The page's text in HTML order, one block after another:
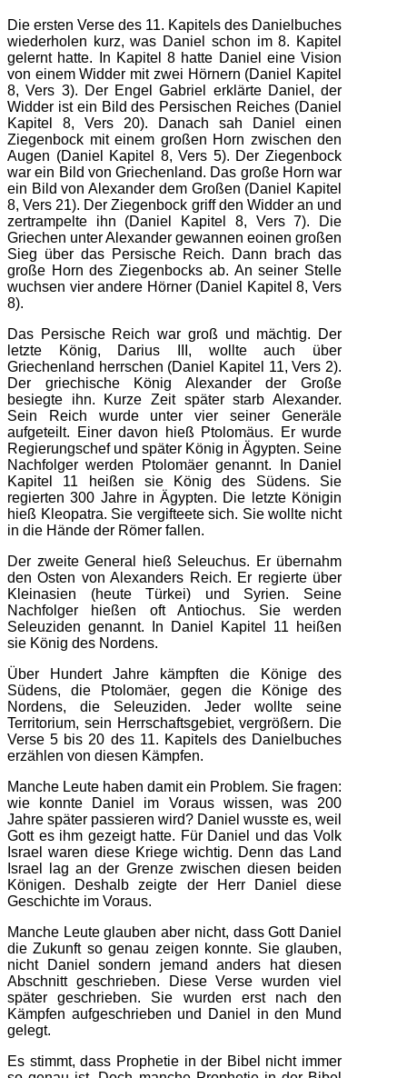
Die ersten Verse des 11. Kapitels des Danielbuches
wiederholen kurz, was Daniel schon im 8. Kapitel
gelernt hatte. In Kapitel 8 hatte Daniel eine Vision
von einem Widder mit zwei Hörnern (Daniel Kapitel
8, Vers 3). Der Engel Gabriel erklärte Daniel, der
Widder ist ein Bild des Persischen Reiches (Daniel
Kapitel 8, Vers 20). Danach sah Daniel einen
Ziegenbock mit einem großen Horn zwischen den
Augen (Daniel Kapitel 8, Vers 5). Der Ziegenbock
war ein Bild von Griechenland. Das große Horn war
ein Bild von Alexander dem Großen (Daniel Kapitel
8, Vers 21). Der Ziegenbock griff den Widder an und
zertrampelte ihn (Daniel Kapitel 8, Vers 7). Die
Griechen unter Alexander gewannen eoinen großen
Sieg über das Persische Reich. Dann brach das
große Horn des Ziegenbocks ab. An seiner Stelle
wuchsen vier andere Hörner (Daniel Kapitel 8, Vers
8).
Das Persische Reich war groß und mächtig. Der
letzte König, Darius III, wollte auch über
Griechenland herrschen (Daniel Kapitel 11, Vers 2).
Der griechische König Alexander der Große
besiegte ihn. Kurze Zeit später starb Alexander.
Sein Reich wurde unter vier seiner Generäle
aufgeteilt. Einer davon hieß Ptolomäus. Er wurde
Regierungschef und später König in Ägypten. Seine
Nachfolger werden Ptolomäer genannt. In Daniel
Kapitel 11 heißen sie König des Südens. Sie
regierten 300 Jahre in Ägypten. Die letzte Königin
hieß Kleopatra. Sie vergifteete sich. Sie wollte nicht
in die Hände der Römer fallen.
Der zweite General hieß Seleuchus. Er übernahm
den Osten von Alexanders Reich. Er regierte über
Kleinasien (heute Türkei) und Syrien. Seine
Nachfolger hießen oft Antiochus. Sie werden
Seleuziden genannt. In Daniel Kapitel 11 heißen
sie König des Nordens.
Über Hundert Jahre kämpften die Könige des
Südens, die Ptolomäer, gegen die Könige des
Nordens, die Seleuziden. Jeder wollte seine
Territorium, sein Herrschaftsgebiet, vergrößern. Die
Verse 5 bis 20 des 11. Kapitels des Danielbuches
erzählen von diesen Kämpfen.
Manche Leute haben damit ein Problem. Sie fragen:
wie konnte Daniel im Voraus wissen, was 200
Jahre später passieren wird? Daniel wusste es, weil
Gott es ihm gezeigt hatte. Für Daniel und das Volk
Israel waren diese Kriege wichtig. Denn das Land
Israel lag an der Grenze zwischen diesen beiden
Königen. Deshalb zeigte der Herr Daniel diese
Geschichte im Voraus.
Manche Leute glauben aber nicht, dass Gott Daniel
die Zukunft so genau zeigen konnte. Sie glauben,
nicht Daniel sondern jemand anders hat diesen
Abschnitt geschrieben. Diese Verse wurden viel
später geschrieben. Sie wurden erst nach den
Kämpfen aufgeschrieben und Daniel in den Mund
gelegt.
Es stimmt, dass Prophetie in der Bibel nicht immer